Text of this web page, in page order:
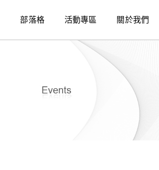
部落格 活動專區 關於我們